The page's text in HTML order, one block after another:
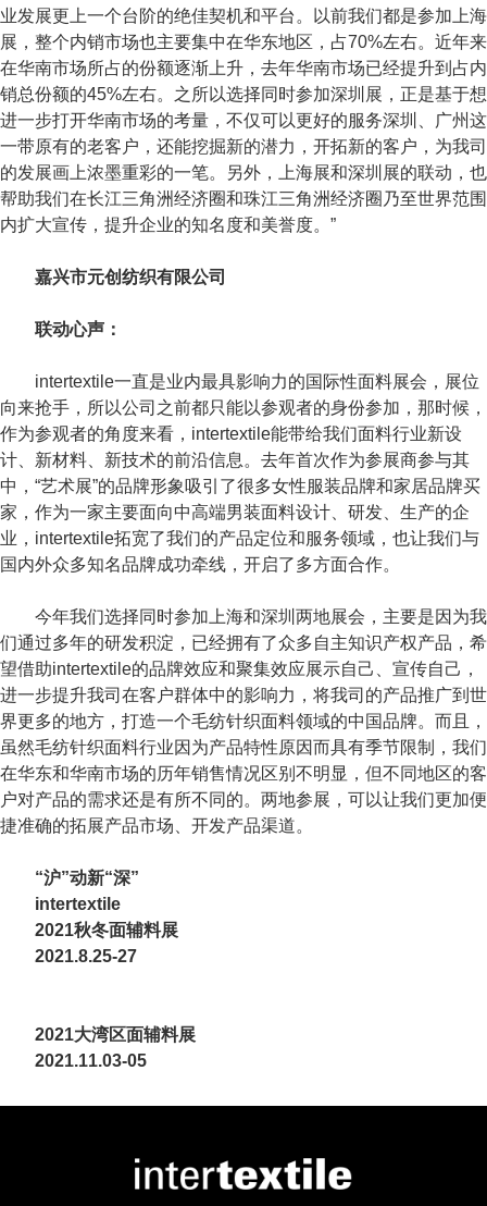
业发展更上一个台阶的绝佳契机和平台。以前我们都是参加上海
展，整个内销市场也主要集中在华东地区，占70%左右。近年来
在华南市场所占的份额逐渐上升，去年华南市场已经提升到占内
销总份额的45%左右。之所以选择同时参加深圳展，正是基于想
进一步打开华南市场的考量，不仅可以更好的服务深圳、广州这
一带原有的老客户，还能挖掘新的潜力，开拓新的客户，为我司
的发展画上浓墨重彩的一笔。另外，上海展和深圳展的联动，也
帮助我们在长江三角洲经济圈和珠江三角洲经济圈乃至世界范围
内扩大宣传，提升企业的知名度和美誉度。”
嘉兴市元创纺织有限公司
联动心声：
intertextile一直是业内最具影响力的国际性面料展会，展位
向来抢手，所以公司之前都只能以参观者的身份参加，那时候，
作为参观者的角度来看，intertextile能带给我们面料行业新设
计、新材料、新技术的前沿信息。去年首次作为参展商参与其
中，“艺术展”的品牌形象吸引了很多女性服装品牌和家居品牌买
家，作为一家主要面向中高端男装面料设计、研发、生产的企
业，intertextile拓宽了我们的产品定位和服务领域，也让我们与
国内外众多知名品牌成功牵线，开启了多方面合作。
今年我们选择同时参加上海和深圳两地展会，主要是因为我
们通过多年的研发积淀，已经拥有了众多自主知识产权产品，希
望借助intertextile的品牌效应和聚集效应展示自己、宣传自己，
进一步提升我司在客户群体中的影响力，将我司的产品推广到世
界更多的地方，打造一个毛纺针织面料领域的中国品牌。而且，
虽然毛纺针织面料行业因为产品特性原因而具有季节限制，我们
在华东和华南市场的历年销售情况区别不明显，但不同地区的客
户对产品的需求还是有所不同的。两地参展，可以让我们更加便
捷准确的拓展产品市场、开发产品渠道。
“沪”动新“深”
intertextile
2021秋冬面辅料展
2021.8.25-27
2021大湾区面辅料展
2021.11.03-05